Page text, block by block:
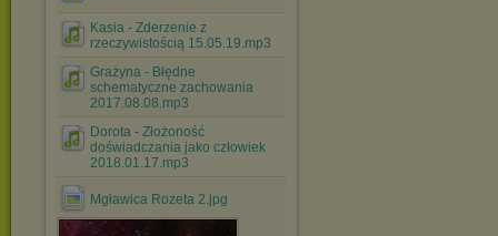
Kasia - Zderzenie z
rzeczywistością 15.05.19.mp3
Grażyna - Błędne
schematyczne zachowania
2017.08.08.mp3
Dorota - Złożoność
doświadczania jako człowiek
2018.01.17.mp3
Mgławica Rozeta 2.jpg